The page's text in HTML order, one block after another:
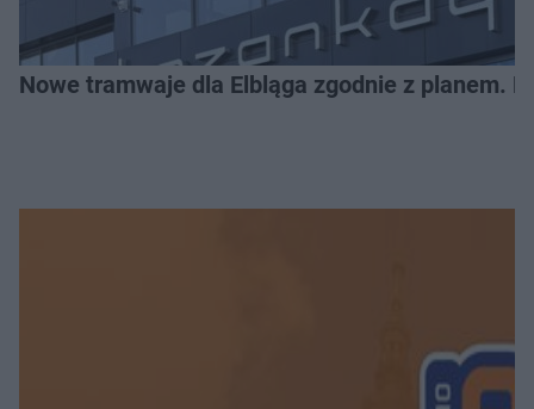
Nowe tramwaje dla Elbląga zgodnie z planem.